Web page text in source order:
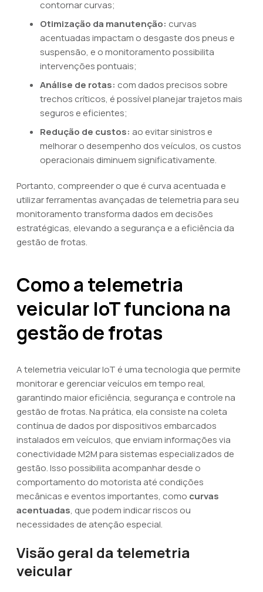
contornar curvas;
Otimização da manutenção: curvas
acentuadas impactam o desgaste dos pneus e
suspensão, e o monitoramento possibilita
intervenções pontuais;
Análise de rotas: com dados precisos sobre
trechos críticos, é possível planejar trajetos mais
seguros e eficientes;
Redução de custos: ao evitar sinistros e
melhorar o desempenho dos veículos, os custos
operacionais diminuem significativamente.
Portanto, compreender o que é curva acentuada e
utilizar ferramentas avançadas de telemetria para seu
monitoramento transforma dados em decisões
estratégicas, elevando a segurança e a eficiência da
gestão de frotas.
Como a telemetria
veicular IoT funciona na
gestão de frotas
A telemetria veicular IoT é uma tecnologia que permite
monitorar e gerenciar veículos em tempo real,
garantindo maior eficiência, segurança e controle na
gestão de frotas. Na prática, ela consiste na coleta
contínua de dados por dispositivos embarcados
instalados em veículos, que enviam informações via
conectividade M2M para sistemas especializados de
gestão. Isso possibilita acompanhar desde o
comportamento do motorista até condições
mecânicas e eventos importantes, como curvas
acentuadas, que podem indicar riscos ou
necessidades de atenção especial.
Visão geral da telemetria
veicular